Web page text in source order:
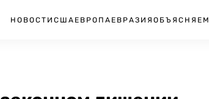
НОВОСТИ США ЕВРОПА ЕВРАЗИЯ ОБЪЯСНЯЕМ